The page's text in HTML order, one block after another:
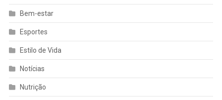
Bem-estar
Esportes
Estilo de Vida
Notícias
Nutrição